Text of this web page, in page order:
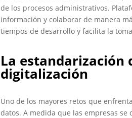
de los procesos administrativos.
información y colaborar de manera
tiempos de desarrollo y facilita la
La estandarización
digitalización
Uno de los mayores retos que
datos. A medida que las empresas